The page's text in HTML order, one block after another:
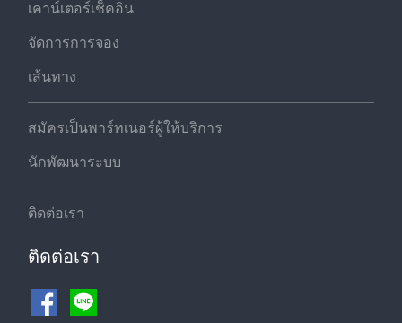
เคาน์เตอร์เช็คอิน
จัดการการจอง
เส้นทาง
สมัครเป็นพาร์ทเนอร์ผู้ให้บริการ
นักพัฒนาระบบ
ติดต่อเรา
ติดต่อเรา